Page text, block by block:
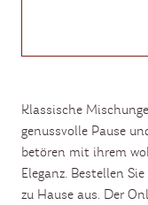
Klassische
genussvolle Pause
betören mit ihrem
Eleganz. Bestellen
zu Hause aus. Der